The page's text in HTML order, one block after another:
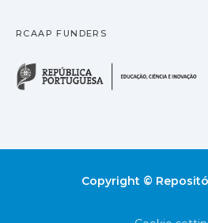
RCAAP FUNDERS
Copyright ©